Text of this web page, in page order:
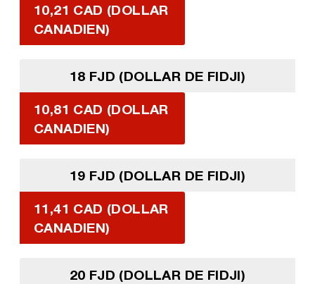
10,21 CAD (DOLLAR
CANADIEN)
18 FJD (DOLLAR DE FIDJI)
10,81 CAD (DOLLAR
CANADIEN)
19 FJD (DOLLAR DE FIDJI)
11,41 CAD (DOLLAR
CANADIEN)
20 FJD (DOLLAR DE FIDJI)